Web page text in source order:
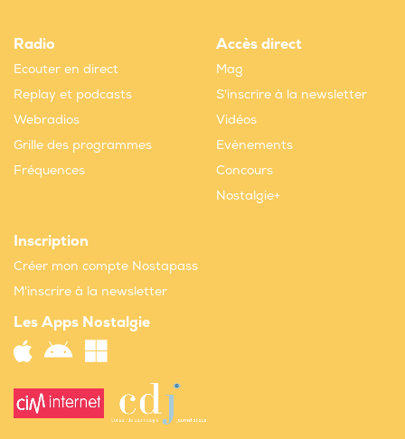
Radio
Ecouter en direct
Replay et podcasts
Webradios
Grille des programmes
Fréquences
Accès direct
Mag
S'inscrire à la newsletter
Vidéos
Evènements
Concours
Nostalgie+
Inscription
Créer mon compte Nostapass
M'inscrire à la newsletter
Les Apps Nostalgie